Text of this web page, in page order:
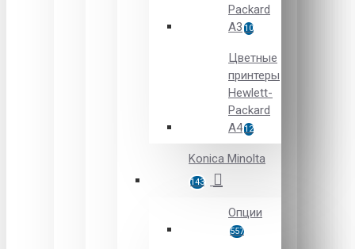
Packard
A3 10
Цветные
принтеры
Hewlett-
Packard
А412
Konica Minolta
143
Опции
557